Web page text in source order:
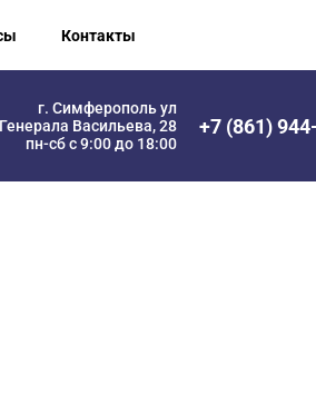
Контакты
г. Симферополь ул
Генерала Васильева, 28
пн-сб с 9:00 до 18:00
+7 (861)